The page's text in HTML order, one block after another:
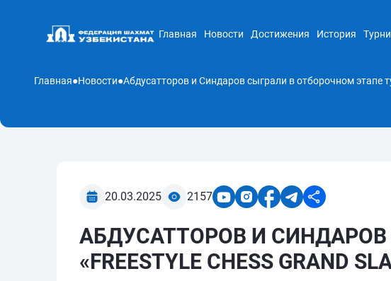
Главная Новости Достижения История
Главная●Новости●
20.03.2025 2157
АБДУСАТТОРОВ И
«FREESTYLE CHESS GRAND